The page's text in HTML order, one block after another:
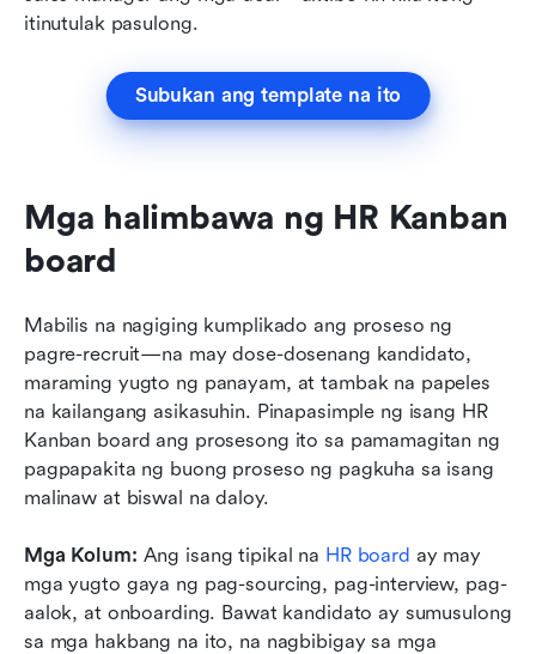
itinutulak pasulong.
Subukan ang template na ito
Mga halimbawa ng HR Kanban
board
Mabilis na nagiging kumplikado ang proseso ng
pagre-recruit—na may dose-dosenang kandidato,
maraming yugto ng panayam, at tambak na papeles
na kailangang asikasuhin. Pinapasimple ng isang HR
Kanban board ang prosesong ito sa pamamagitan ng
pagpapakita ng buong proseso ng pagkuha sa isang
malinaw at biswal na daloy.
Mga Kolum: Ang isang tipikal na HR board ay may
mga yugto gaya ng pag-sourcing, pag-interview, pag-
aalok, at onboarding. Bawat kandidato ay sumusulong
sa mga hakbang na ito, na nagbibigay sa mga